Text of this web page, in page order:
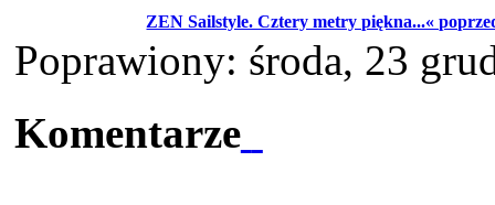
ZEN Sailstyle. Cztery metry piękna...«
Poprawiony: środa, 23
Komentarze